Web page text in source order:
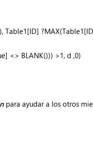
Table1[ID]
<> BLANK())) >1, d ,0)
para ayudar a los otros